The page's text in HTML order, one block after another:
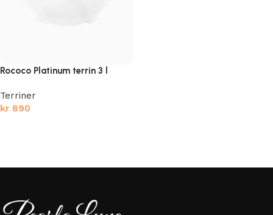
Rococo Platinum terrin 3 l
Terriner
kr 890